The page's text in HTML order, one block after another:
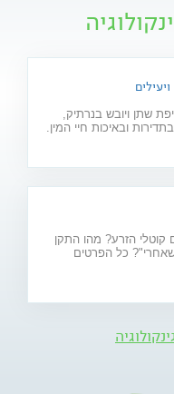
שתן ויובש בנרתיק,
ובאיכות חיי המין.
קוטלי הזרע? מהו התקן
שאחרי"? כל הפרטים